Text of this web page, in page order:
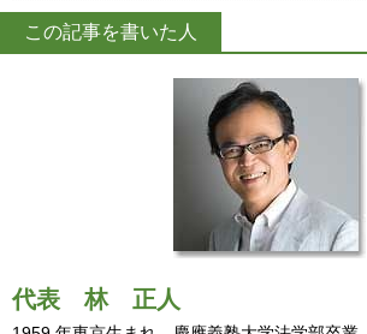
この記事を書いた人
代表 林 正人